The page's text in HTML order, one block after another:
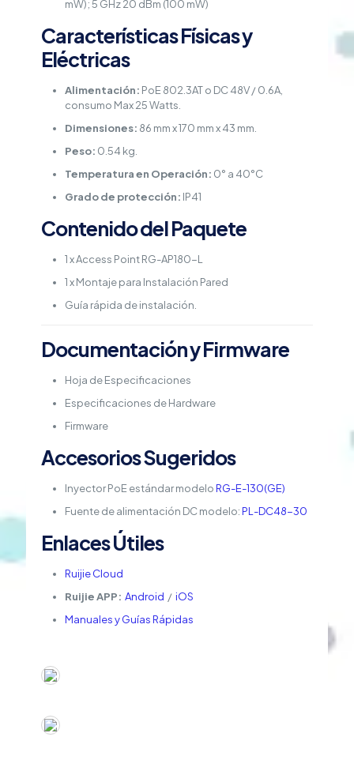
mW); 5 GHz 20 dBm (100 mW)
Características Físicas y
Eléctricas
Alimentación: PoE 802.3AT o DC 48V / 0.6A,
consumo Max 25 Watts.
Dimensiones: 86 mm x 170 mm x 43 mm.
Peso: 0.54 kg.
Temperatura en Operación: 0° a 40°C
Grado de protección: IP41
Contenido del Paquete
1 x Access Point RG-AP180-L
1 x Montaje para Instalación Pared
Guía rápida de instalación.
Documentación y Firmware
Hoja de Especificaciones
Especificaciones de Hardware
Firmware
Accesorios Sugeridos
Inyector PoE estándar modeloRG-E-130(GE)
Fuente de alimentación DC modelo:PL-DC48-30
Enlaces Útiles
Ruijie Cloud
Ruijie APP: Android / iOS
Manuales y Guías Rápidas